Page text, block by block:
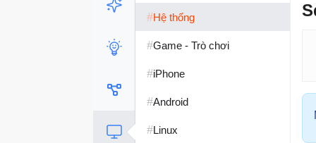
#Hệ thống
#Game - Trò chơi
#iPhone
#Android
#Linux